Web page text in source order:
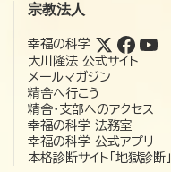
宗教法人
幸福の科学
大川隆法 公式サイト
メールマガジン
精舎へ行こう
精舎・支部へのアクセス
幸福の科学 法務室
幸福の科学 公式アプリ
本格診断サイト「地獄診断」